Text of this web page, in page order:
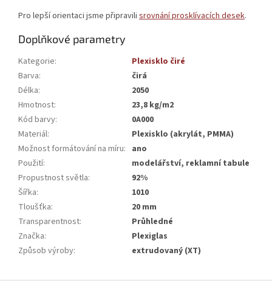
Pro lepší orientaci jsme připravili srovnání prosklívacích desek.
Doplňkové parametry
Kategorie:
Plexisklo čiré
Barva:
čirá
Délka:
2050
Hmotnost:
23,8 kg/m2
Kód barvy:
0A000
Materiál:
Plexisklo (akrylát, PMMA)
Možnost formátování na míru: ano
Použití:
modelářství, reklamní tabule
Propustnost světla:
92%
Šířka:
1010
Tloušťka:
20 mm
Transparentnost:
Průhledné
Značka:
Plexiglas
Způsob výroby: extrudovaný (XT)